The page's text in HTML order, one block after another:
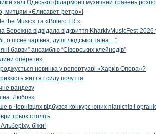
залі Одеської філармонії музичний травень
митцям «Єлисавет-ретро»!
the Music» та «Bolero I.R.»
Бережна відвідала відкриття KharkivMusicFest-2026
о пісне чарівна, душі людської таїна…”
барви” ансамблю “Сіверських клейнодів”
оперети»
новинка у репертуарі «Харків Опера»?
життя і силу почуття
рандеву
Любов»
в Чернівцях відбувся конкурс юних піаністів і
трьох століть
біжи!